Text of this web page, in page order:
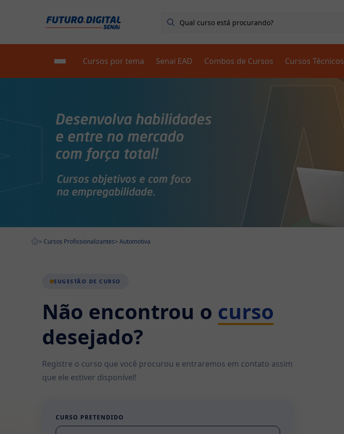
Escolha seu curso
Sobre nós
Cursos por tema Senai EAD Combos de Cursos Cursos Técnicos
> Cursos Profissionalizantes> Automotiva
SUGESTÃO DE CURSO
Não encontrou o curso
desejado?
Registre o curso que você procurou e entraremos em contato assim
que ele estiver disponível!
CURSO PRETENDIDO